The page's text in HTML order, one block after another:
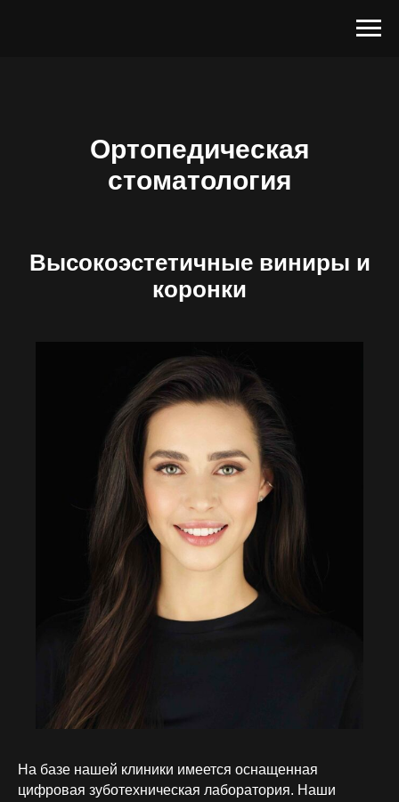
Ортопедическая
стоматология
Высокоэстетичные виниры и
коронки
На базе нашей клиники имеется оснащенная
цифровая зуботехническая лаборатория. Наши